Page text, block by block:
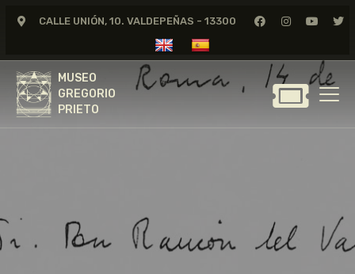
CALLE UNIÓN, 10. VALDEPEÑAS - 13300
MUSEO
GREGORIO
PRIETO
MUSEO
GREGORIO
PRIETO
GREGORIO PRIETO
FUNDACIÓN